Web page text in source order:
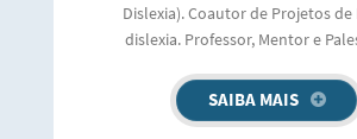
Dislexia). Coautor de Projetos de
dislexia. Professor, Mentor e
SAIBA MAIS